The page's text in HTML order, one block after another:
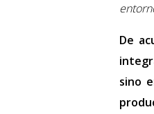
De
sino